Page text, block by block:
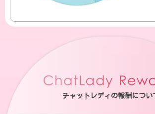
チャットレディの報酬につい